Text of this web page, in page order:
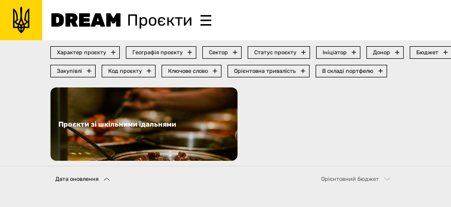
DREAM Проєкти
Характер проєкту Географія проєкту Сектор Статус проєкту Ініціатор Донор Бюджет
Закупівлі Код проєкту Ключове слово Орієнтовна тривалість В складі портфелю
Проєкти зі шкільними їдальнями
Дата оновлення Орієнтовний бюджет